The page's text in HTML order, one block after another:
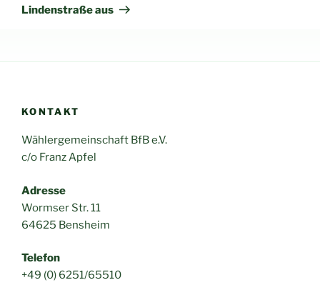
Lindenstraße aus
KONTAKT
Wählergemeinschaft BfB e.V.
c/o Franz Apfel
Adresse
Wormser Str. 11
64625 Bensheim
Telefon
+49 (0) 6251/65510